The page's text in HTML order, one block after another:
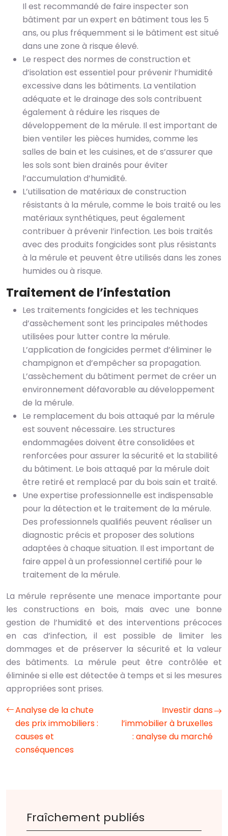
Il est recommandé de faire inspecter son
bâtiment par un expert en bâtiment tous les 5
ans, ou plus fréquemment si le bâtiment est situé
dans une zone à risque élevé.
Le respect des normes de construction et
d’isolation est essentiel pour prévenir l’humidité
excessive dans les bâtiments. La ventilation
adéquate et le drainage des sols contribuent
également à réduire les risques de
développement de la mérule. Il est important de
bien ventiler les pièces humides, comme les
salles de bain et les cuisines, et de s’assurer que
les sols sont bien drainés pour éviter
l’accumulation d’humidité.
L’utilisation de matériaux de construction
résistants à la mérule, comme le bois traité ou les
matériaux synthétiques, peut également
contribuer à prévenir l’infection. Les bois traités
avec des produits fongicides sont plus résistants
à la mérule et peuvent être utilisés dans les zones
humides ou à risque.
Traitement de l’infestation
Les traitements fongicides et les techniques
d’assèchement sont les principales méthodes
utilisées pour lutter contre la mérule.
L’application de fongicides permet d’éliminer le
champignon et d’empêcher sa propagation.
L’assèchement du bâtiment permet de créer un
environnement défavorable au développement
de la mérule.
Le remplacement du bois attaqué par la mérule
est souvent nécessaire. Les structures
endommagées doivent être consolidées et
renforcées pour assurer la sécurité et la stabilité
du bâtiment. Le bois attaqué par la mérule doit
être retiré et remplacé par du bois sain et traité.
Une expertise professionnelle est indispensable
pour la détection et le traitement de la mérule.
Des professionnels qualifiés peuvent réaliser un
diagnostic précis et proposer des solutions
adaptées à chaque situation. Il est important de
faire appel à un professionnel certifié pour le
traitement de la mérule.
La mérule représente une menace importante pour
les constructions en bois, mais avec une bonne
gestion de l’humidité et des interventions précoces
en cas d’infection, il est possible de limiter les
dommages et de préserver la sécurité et la valeur
des bâtiments. La mérule peut être contrôlée et
éliminée si elle est détectée à temps et si les mesures
appropriées sont prises.
Analyse de la chute
des prix immobiliers :
causes et
conséquences
Investir dans
l’immobilier à bruxelles
: analyse du marché
Fraîchement publiés